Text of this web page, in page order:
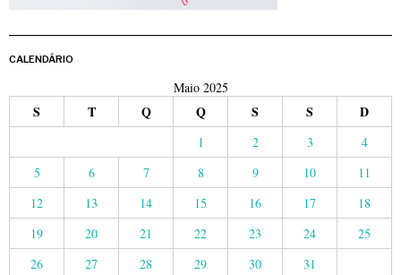
CALENDÁRIO
Maio 2025
S T Q Q S S D
1 2 3
4
5
6 7 8 9 10
11
12
13 14 15 16 17
18
19
20 21 22 23 24
25
26
27 28 29 30 31